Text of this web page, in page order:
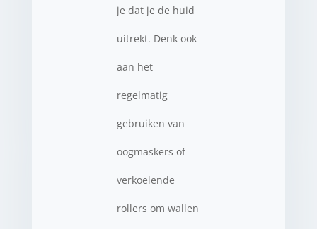
je dat je de huid
uitrekt. Denk ook
aan het
regelmatig
gebruiken van
oogmaskers of
verkoelende
rollers om wallen